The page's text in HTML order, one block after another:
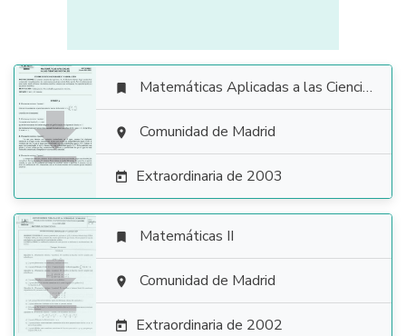

 Matemáticas Aplicadas a las Ciencias Sociales
 Comunidad de Madrid
 Extraordinaria de 2003

 Matemáticas II
 Comunidad de Madrid
 Extraordinaria de 2002